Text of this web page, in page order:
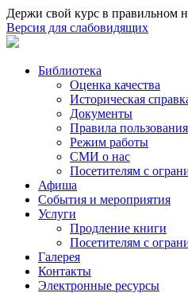
Держи свой курс в правильном
Версия для слабовидящих
Библиотека
Оценка качества
Историческая
Документы
Правила пользования
Режим работы
СМИ о нас
Посетителям с
Афиша
События и мероприятия
Услуги
Продление книги
Посетителям с
Галерея
Контакты
Электронные ресурсы